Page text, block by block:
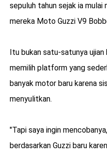
sepuluh tahun sejak ia mulai
mereka Moto Guzzi V9
Itu bukan satu-satunya ujian
memilih platform yang
banyak motor baru karena
menyulitkan.
"Tapi saya ingin
berdasarkan Guzzi baru